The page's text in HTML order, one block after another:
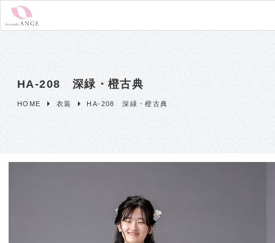
HA-208 深緑・橙古典
HOME 衣装 HA-208 深緑・橙古典